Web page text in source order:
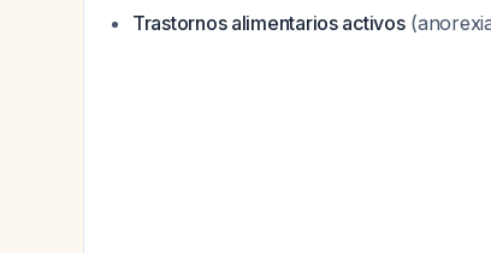
Trastornos alimentarios activos